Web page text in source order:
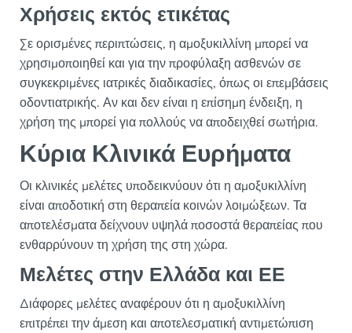
Χρήσεις εκτός ετικέτας
Σε ορισμένες περιπτώσεις, η αμοξυκιλλίνη μπορεί να
χρησιμοποιηθεί και για την προφύλαξη ασθενών σε
συγκεκριμένες ιατρικές διαδικασίες, όπως οι επεμβάσεις
οδοντιατρικής. Αν και δεν είναι η επίσημη ένδειξη, η
χρήση της μπορεί για πολλούς να αποδειχθεί σωτήρια.
Κύρια Κλινικά Ευρήματα
Οι κλινικές μελέτες υποδεικνύουν ότι η αμοξυκιλλίνη
είναι αποδοτική στη θεραπεία κοινών λοιμώξεων. Τα
αποτελέσματα δείχνουν υψηλά ποσοστά θεραπείας που
ενθαρρύνουν τη χρήση της στη χώρα.
Μελέτες στην Ελλάδα και ΕΕ
Διάφορες μελέτες αναφέρουν ότι η αμοξυκιλλίνη
επιτρέπει την άμεση και αποτελεσματική αντιμετώπιση